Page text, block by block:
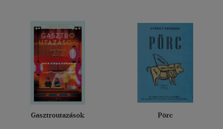
Gasztroutazások Pörc